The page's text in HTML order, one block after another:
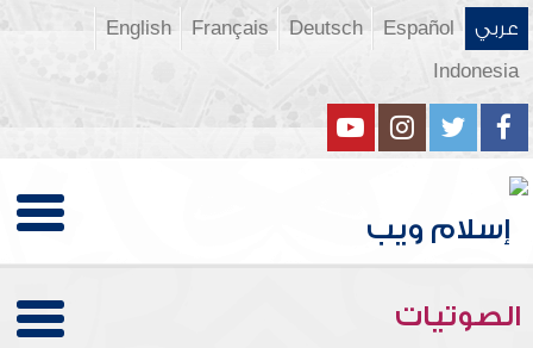
عربي Español
Deutsch
Français
English
Indonesia
الصوتيات